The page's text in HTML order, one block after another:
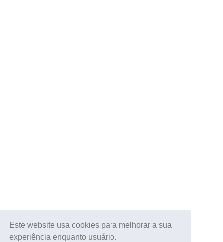
Este website usa cookies para melhorar a sua
experiência enquanto usuário.